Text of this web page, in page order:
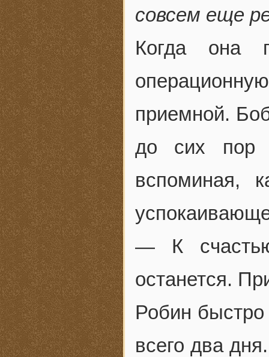
совсем еще
Когда она
приемной.
до сих пор
вспоминая,
— К
останется.
Робин
всего два